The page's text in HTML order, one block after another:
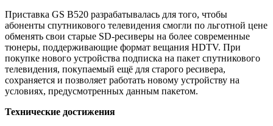
Приставка GS B520 разрабатывалась для того, чтобы
абоненты спутникового телевидения смогли по льготной цене
обменять свои старые SD-ресиверы на более современные
тюнеры, поддерживающие формат вещания HDTV. При
покупке нового устройства подписка на пакет спутникового
телевидения, покупаемый ещё для старого ресивера,
сохраняется и позволяет работать новому устройству на
условиях, предусмотренных данным пакетом.
Технические достижения